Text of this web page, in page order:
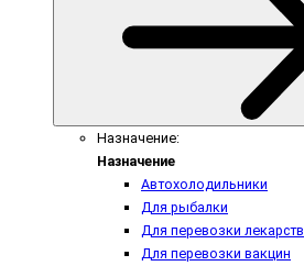
Назначение:
Назначение
Автохолодильники
Для рыбалки
Для перевозки лекарств
Для перевозки вакцин